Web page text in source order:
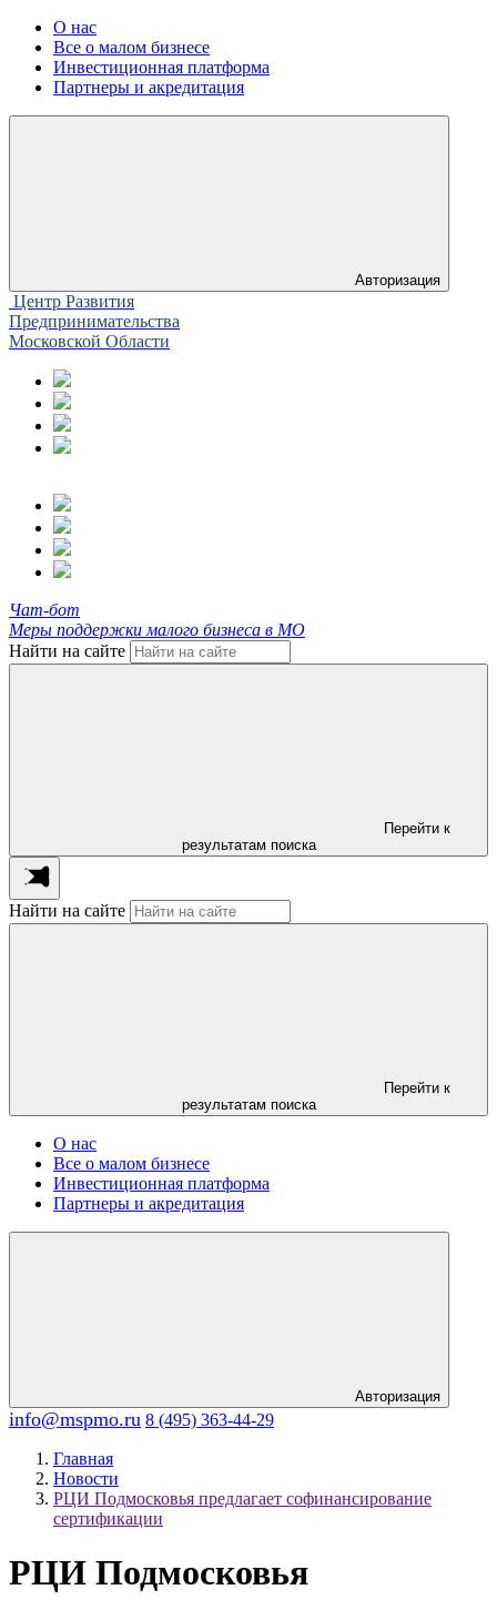
О нас
Все о малом бизнесе
Инвестиционная платформа
Партнеры и акредитация
Авторизация
Центр Развития
Предпринимательства
Московской Области
Чат-бот
Меры поддержки малого бизнеса в МО
Найти на сайте
Перейти к
результатам поиска
Найти на сайте
Перейти к
результатам поиска
О нас
Все о малом бизнесе
Инвестиционная платформа
Партнеры и акредитация
Авторизация
info@mspmo.ru 8 (495) 363-44-29
Главная
Новости
РЦИ Подмосковья предлагает софинансирование
сертификации
РЦИ Подмосковья